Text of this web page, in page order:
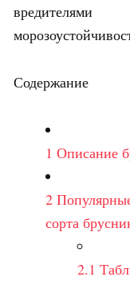
Содержание
1 Описание
2
сорта
2.1